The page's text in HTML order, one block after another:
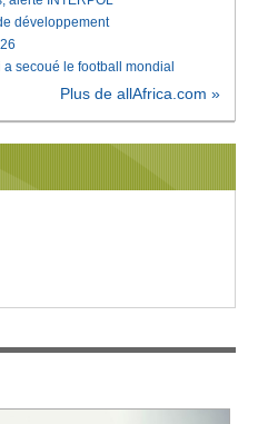
développement
secoué le football mondial
Plus de allAfrica.com »